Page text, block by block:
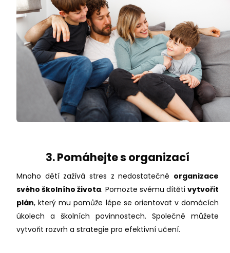
3. Pomáhejte s organizací
Mnoho dětí zažívá stres z nedostatečné organizace
svého školního života. Pomozte svému dítěti vytvořit
plán, který mu pomůže lépe se orientovat v domácích
úkolech a školních povinnostech. Společně můžete
vytvořit rozvrh a strategie pro efektivní učení.